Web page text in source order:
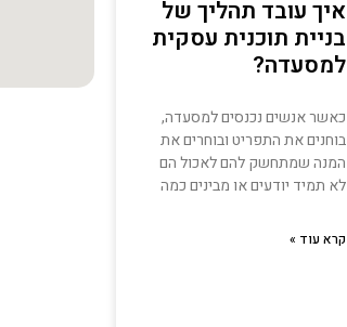
איך עובד תהליך של
בניית תוכנית עסקית
למסעדה?
כאשר אנשים נכנסים למסעדה,
בוחנים את התפריט ובוחרים את
המנה שמתחשק להם לאכול הם
לא תמיד יודעים או מבינים כמה
קרא עוד »